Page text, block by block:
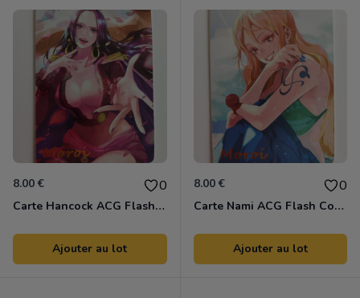
8.00 € 0
Carte Hancock ACG Flash Colors
Ajouter au lot
8.00 € 0
Carte Nami ACG Flash Colors
Ajouter au lot